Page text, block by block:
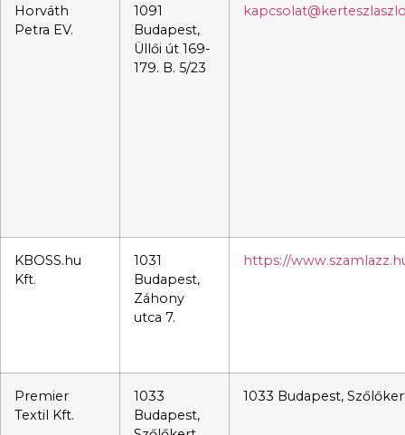
Horváth
Petra EV.
1091
Budapest,
Üllői út 169-
179. B. 5/23
KBOSS.hu
Kft.
1031
Budapest,
Záhony
utca 7.
https://
Premier
Textil Kft.
1033
Budapest,
1033 Budapest,